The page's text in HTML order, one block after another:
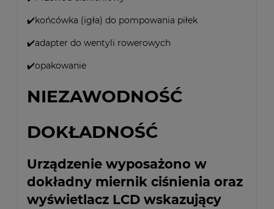
✔️końcówka (igła) do pompowania piłek
✔️adapter do wentyli rowerowych
✔️opakowanie
NIEZAWODNOŚĆ
DOKŁADNOŚĆ
Urządzenie wyposażono w
dokładny miernik ciśnienia oraz
wyświetlacz LCD wskazujący